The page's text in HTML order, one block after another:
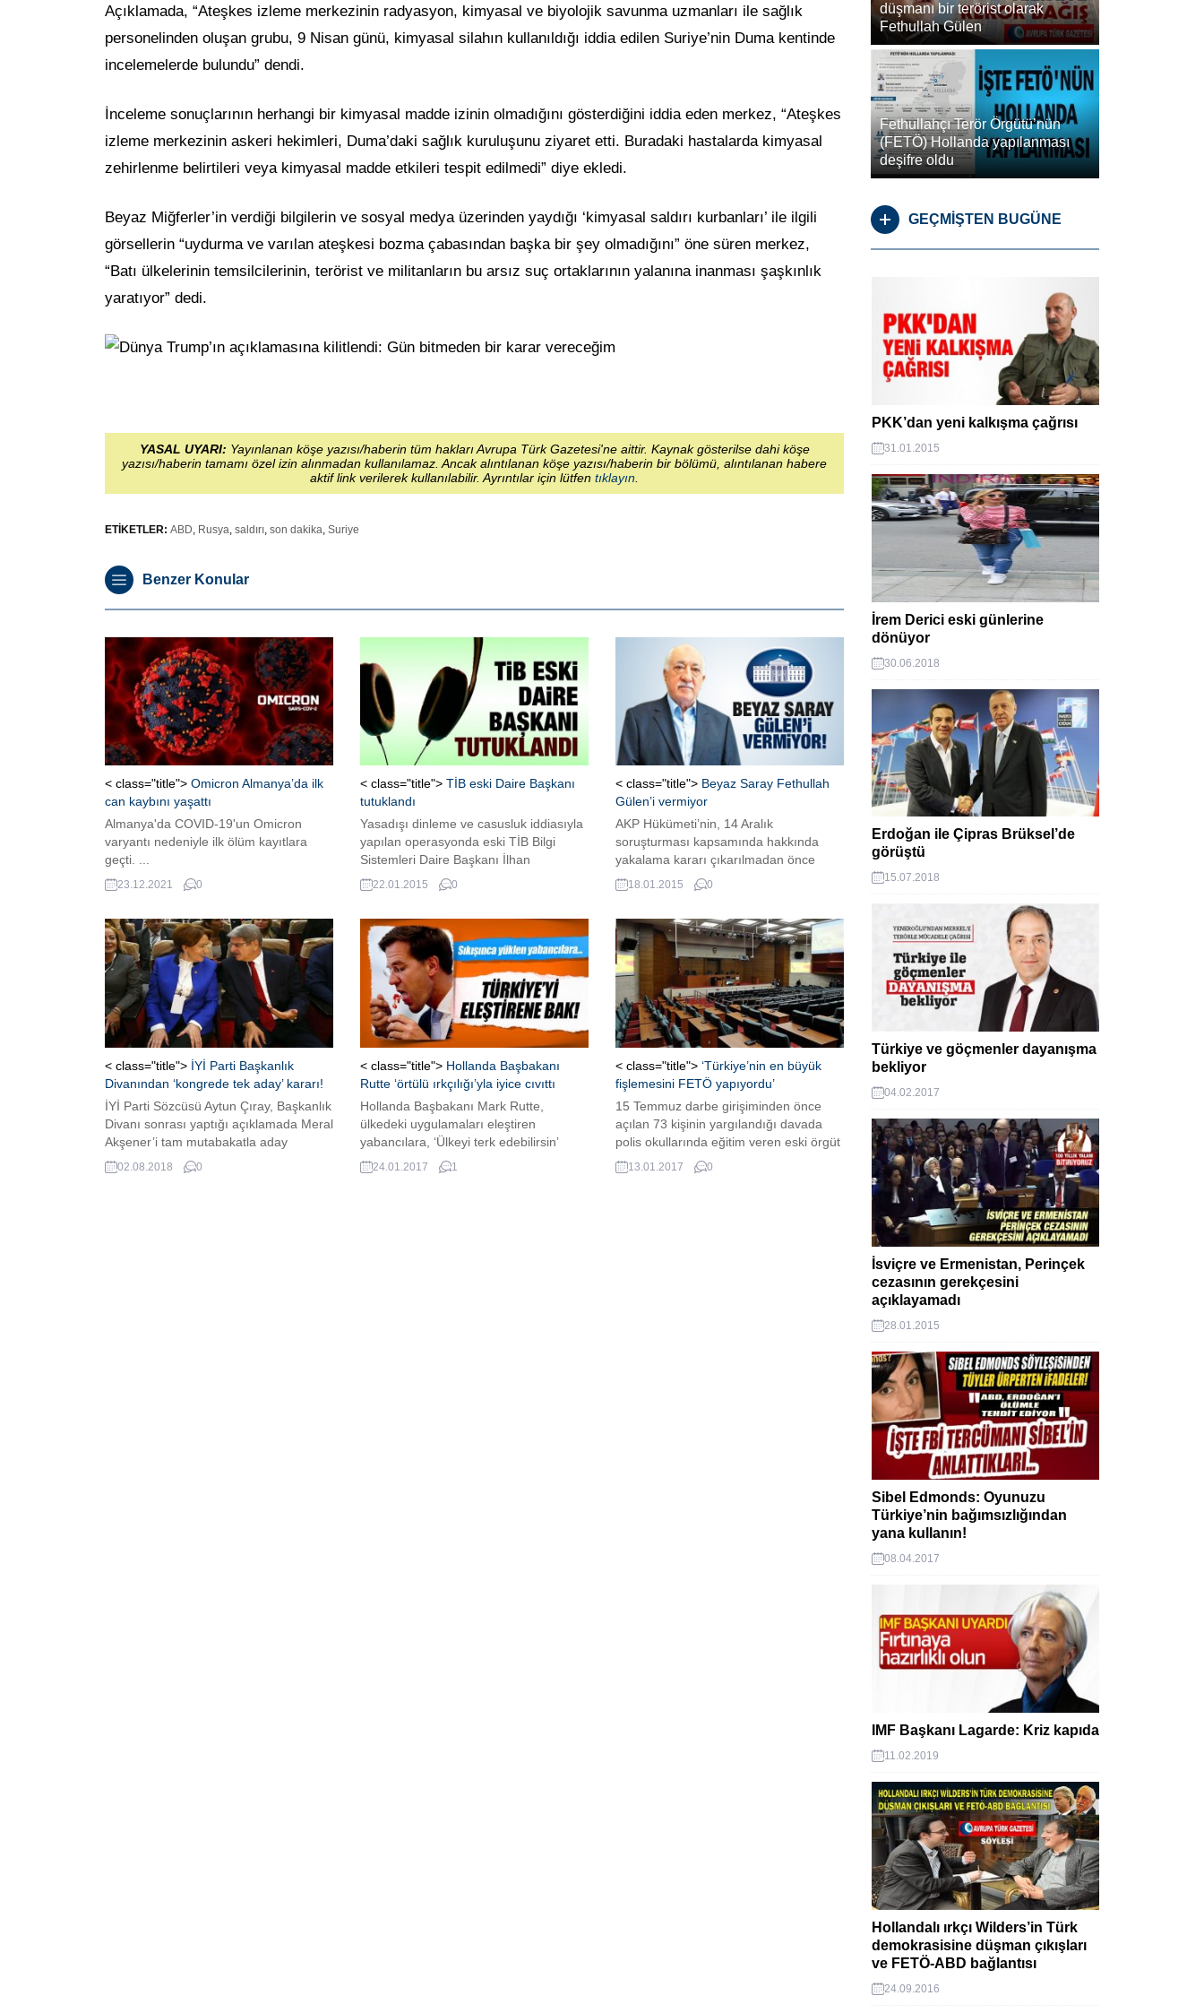
Açıklamada, “Ateşkes izleme merkezinin radyasyon, kimyasal ve biyolojik savunma uzmanları ile sağlık
personelinden oluşan grubu, 9 Nisan günü, kimyasal silahın kullanıldığı iddia edilen Suriye’nin Duma kentinde
incelemelerde bulundu” dendi.
İnceleme sonuçlarının herhangi bir kimyasal madde izinin olmadığını gösterdiğini iddia eden merkez, “Ateşkes
izleme merkezinin askeri hekimleri, Duma’daki sağlık kuruluşunu ziyaret etti. Buradaki hastalarda kimyasal
zehirlenme belirtileri veya kimyasal madde etkileri tespit edilmedi” diye ekledi.
Beyaz Miğferler’in verdiği bilgilerin ve sosyal medya üzerinden yaydığı ‘kimyasal saldırı kurbanları’ ile ilgili
görsellerin “uydurma ve varılan ateşkesi bozma çabasından başka bir şey olmadığını” öne süren merkez,
“Batı ülkelerinin temsilcilerinin, terörist ve militanların bu arsız suç ortaklarının yalanına inanması şaşkınlık
yaratıyor” dedi.
YASAL UYARI: Yayınlanan köşe yazısı/haberin tüm hakları Avrupa Türk Gazetesi'ne aittir. Kaynak gösterilse dahi köşe
yazısı/haberin tamamı özel izin alınmadan kullanılamaz. Ancak alıntılanan köşe yazısı/haberin bir bölümü, alıntılanan habere
aktif link verilerek kullanılabilir. Ayrıntılar için lütfen tıklayın
ETİKETLER: ABD, Rusya, saldırı, son dakika, Suriye
Benzer Konular
< class="title"> Omicron Almanya’da ilk
can kaybını yaşattı
Almanya'da COVID-19'un Omicron
varyantı nedeniyle ilk ölüm kayıtlara
geçti. ...
23.12.2021 0
< class="title"> TİB eski Daire Başkanı
tutuklandı
Yasadışı dinleme ve casusluk iddiasıyla
yapılan operasyonda eski TİB Bilgi
Sistemleri Daire Başkanı İlhan
Elieyioğlu, çıkarıldığı nöbetçi
mahkemede tutuklandı. Böylece
yükseldi.
22.01.2015 0
< class="title"> Beyaz Saray Fethullah
Gülen’i vermiyor
AKP Hükümeti’nin, 14 Aralık
soruşturması kapsamında hakkında
yakalama kararı çıkarılmadan önce
Fethullah Gülen için “arka kapı”
diplomasisini devreye soktuğu, ancak
konusunda Ankara’ya olumlu mesaj
vermediği öğrenildi.
18.01.2015 0
< class="title"> İYİ Parti Başkanlık
Divanından ‘kongrede tek aday’ kararı!
İYİ Parti Sözcüsü Aytun Çıray, Başkanlık
Divanı sonrası yaptığı açıklamada Meral
Akşener’i tam mutabakatla aday
göstereceğimiz konusunda mutabıkız”
dedi. Ardından, Başkanlık Divanında
02.08.2018 0
< class="title"> Hollanda Başbakanı
Rutte ‘örtülü ırkçılığı’yla iyice cıvıttı
Hollanda Başbakanı Mark Rutte,
ülkedeki uygulamaları eleştiren
yabancılara, ‘Ülkeyi terk edebilirsin’
mesajı vermesi yankı uyandırdı.
24.01.2017 1
< class="title"> ‘Türkiye’nin en büyük
fişlemesini FETÖ yapıyordu’
15 Temmuz darbe girişiminden önce
açılan 73 kişinin yargılandığı davada
polis okullarında eğitim veren eski örgüt
üyesi Nihat Demirbüken'in "tanık" olarak
ifadesi alındı.
13.01.2017 0
düşmanı bir terörist olarak
Fethullah Gülen
Fethullahçı Terör Örgütü’nün
(FETÖ) Hollanda yapılanması
deşifre oldu
GEÇMİŞTEN BUGÜNE
PKK’dan yeni kalkışma çağrısı
31.01.2015
İrem Derici eski günlerine
dönüyor
30.06.2018
Erdoğan ile Çipras Brüksel’de
görüştü
15.07.2018
Türkiye ve göçmenler dayanışma
bekliyor
04.02.2017
İsviçre ve Ermenistan, Perinçek
cezasının gerekçesini
açıklayamadı
28.01.2015
Sibel Edmonds: Oyunuzu
Türkiye’nin bağımsızlığından
yana kullanın!
08.04.2017
IMF Başkanı Lagarde: Kriz kapıda
11.02.2019
Hollandalı ırkçı Wilders’in Türk
demokrasisine düşman çıkışları
ve FETÖ-ABD bağlantısı
24.09.2016